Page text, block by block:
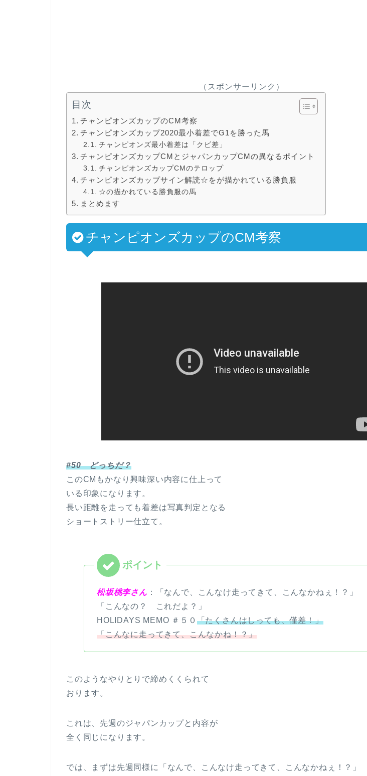
（スポンサーリンク）
目次
チャンピオンズカップのCM考察
チャンピオンズカップ2020最小着差でG1を勝った馬
チャンピオンズ最小着差は「クビ差」
チャンピオンズカップCMとジャパンカップCMの異なるポイント
チャンピオンズカップCMのテロップ
チャンピオンズカップサイン解読☆をが描かれている勝負服
☆の描かれている勝負服の馬
まとめます
チャンピオンズカップのCM考察
#50 どっちだ？
このCMもかなり興味深い内容に仕上って
いる印象になります。
長い距離を走っても着差は写真判定となる
ショートストリー仕立て。
松坂桃李さん ：「なんで、こんなけ走ってきて、こんなかねぇ！？」
「こんなの？ これだよ？」
HOLIDAYS MEMO ＃５０ 「たくさんはしっても、僅差！」
「こんなに走ってきて、こんなかね！？」
このようなやりとりで締めくくられて
おります。
これは、先週のジャパンカップと内容が
全く同じになります。
では、まずは先週同様に「なんで、こんなけ走ってきて、こんなかねぇ！？」